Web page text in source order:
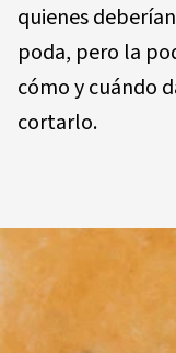
quienes
poda, pero la
cómo y cuándo
cortarlo.